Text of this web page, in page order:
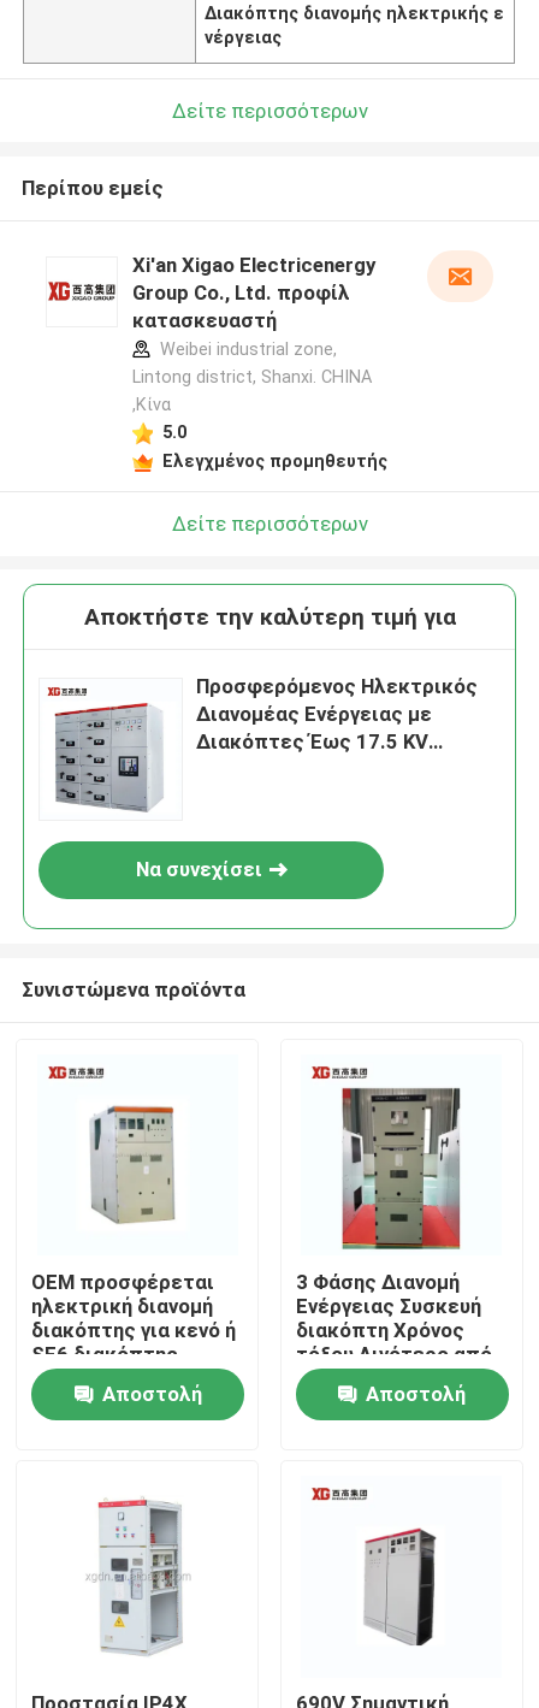
Προϊόντα
Περίπου εμείς
Διακόπτης διανομής ηλεκτρικής ε
νέργειας
Δείτε περισσότερων
Περίπου εμείς
Xi'an Xigao Electricenergy
Group Co., Ltd. προφίλ
κατασκευαστή
Weibei industrial zone,
Lintong district, Shanxi. CHINA
,Κίνα
5.0
Ελεγχμένος προμηθευτής
Δείτε περισσότερων
Αποκτήστε την καλύτερη τιμή για
Προσφερόμενος Ηλεκτρικός
Διανομέας Ενέργειας με
Διακόπτες Έως 17.5 KV
Να συνεχίσει
Συνιστώμενα προϊόντα
OEM προσφέρεται
ηλεκτρική διανομή
διακόπτης για κενό ή
SF6 διακόπτης
κυκλωμάτων και
θερμοκρασία
περιβάλλοντος -5C-
Αποστολή
3 Φάσης Διανομή
Ενέργειας Συσκευή
διακόπτη Χρόνος
τόξου Λιγότερο από
3 ms για ομαλή
διανομή ισχύος
Αποστολή